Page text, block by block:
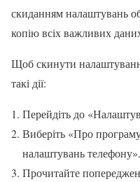
скиданням налаштувань
копію всіх важливих
Щоб скинути
такі дії:
Перейдіть до
Виберіть «Про
налаштувань телефону».
Прочитайте